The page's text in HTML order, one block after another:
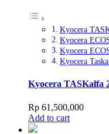
Kyocera
Kyocera
Kyocera
Kyocera
Kyocera TASKalfa
Rp 61,500,000
Add to cart